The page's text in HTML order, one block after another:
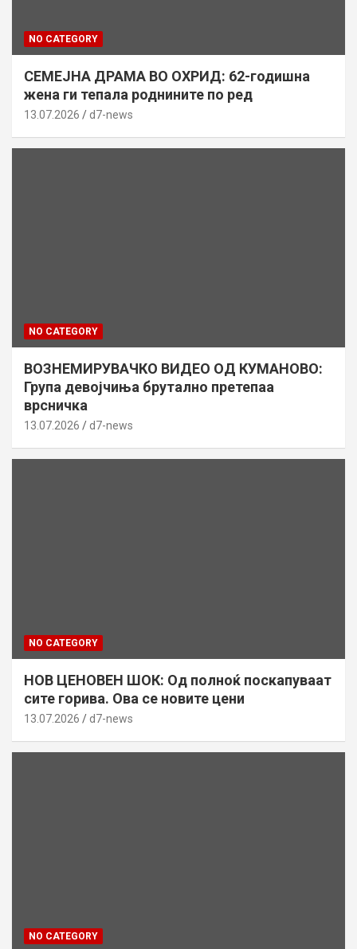
NO CATEGORY
СЕМЕЈНА ДРАМА ВО ОХРИД: 62-годишна
жена ги тепала роднините по ред
13.07.2026 d7-news
NO CATEGORY
ВОЗНЕМИРУВАЧКО ВИДЕО ОД КУМАНОВО:
Група девојчиња брутално претепаа
врсничка
13.07.2026 d7-news
NO CATEGORY
НОВ ЦЕНОВЕН ШОК: Од полноќ поскапуваат
сите горива. Ова се новите цени
13.07.2026 d7-news
NO CATEGORY